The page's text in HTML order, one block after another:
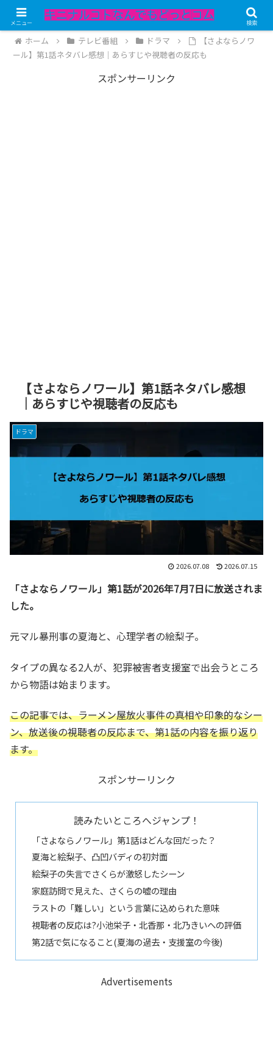
記事内にPRが含まれています。
ホーム テレビ番組 ドラマ
【さよならノワ
ール】第1話ネタバレ感想｜あらすじや視聴者の反応も
スポンサーリンク
【さよならノワール】第1話ネタバレ感想
｜あらすじや視聴者の反応も
ドラマ
2026.07.08 2026.07.15
「さよならノワール」第1話が2026年7月7日に放送されま
した。
元マル暴刑事の夏海と、心理学者の絵梨子。
タイプの異なる2人が、犯罪被害者支援室で出会うところ
から物語は始まります。
この記事では、ラーメン屋放火事件の真相や印象的なシー
ン、放送後の視聴者の反応まで、第1話の内容を振り返り
ます。
スポンサーリンク
読みたいところへジャンプ！
「さよならノワール」第1話はどんな回だった？
夏海と絵梨子、凸凹バディの初対面
絵梨子の失言でさくらが激怒したシーン
家庭訪問で見えた、さくらの嘘の理由
ラストの「難しい」という言葉に込められた意味
視聴者の反応は?小池栄子・北香那・北乃きいへの評価
第2話で気になること(夏海の過去・支援室の今後)
Advertisements
メニュー 検索